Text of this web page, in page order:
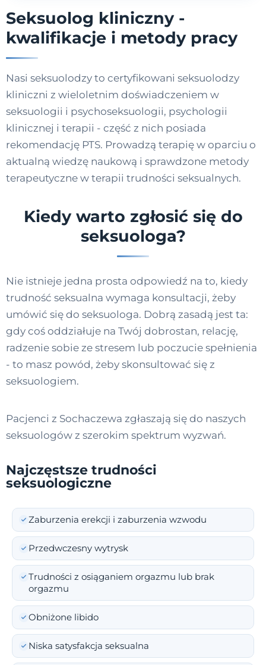
Seksuolog kliniczny -
kwalifikacje i metody pracy
Nasi seksuolodzy to certyfikowani seksuolodzy
kliniczni z wieloletnim doświadczeniem w
seksuologii i psychoseksuologii, psychologii
klinicznej i terapii - część z nich posiada
rekomendację PTS. Prowadzą terapię w oparciu o
aktualną wiedzę naukową i sprawdzone metody
terapeutyczne w terapii trudności seksualnych.
Kiedy warto zgłosić się do
seksuologa?
Nie istnieje jedna prosta odpowiedź na to, kiedy
trudność seksualna wymaga konsultacji, żeby
umówić się do seksuologa. Dobrą zasadą jest ta:
gdy coś oddziałuje na Twój dobrostan, relację,
radzenie sobie ze stresem lub poczucie spełnienia
- to masz powód, żeby skonsultować się z
seksuologiem.
Pacjenci z Sochaczewa zgłaszają się do naszych
seksuologów z szerokim spektrum wyzwań.
Najczęstsze trudności
seksuologiczne
Zaburzenia erekcji i zaburzenia wzwodu
Przedwczesny wytrysk
Trudności z osiąganiem orgazmu lub brak
orgazmu
Obniżone libido
Niska satysfakcja seksualna